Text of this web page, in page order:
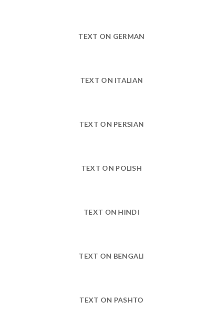
TEXT ON GERMAN
TEXT ON ITALIAN
TEXT ON PERSIAN
TEXT ON POLISH
TEXT ON HINDI
TEXT ON BENGALI
TEXT ON PASHTO